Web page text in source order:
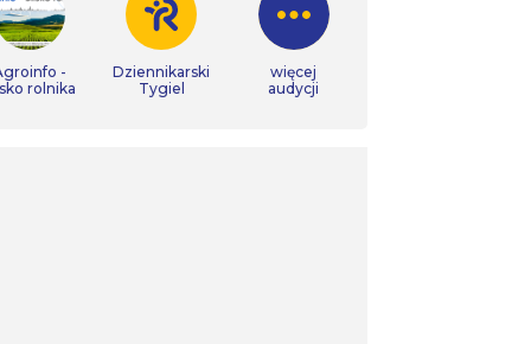
-
rolnika
Dziennikarski
Tygiel
więcej
audycji